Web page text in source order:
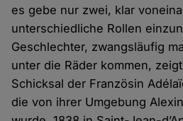
es gebe nur zwei, klar
unterschiedliche Rollen
Geschlechter, zwangsläufig
unter die Räder kommen,
Schicksal der Französin
die von ihrer Umgebung